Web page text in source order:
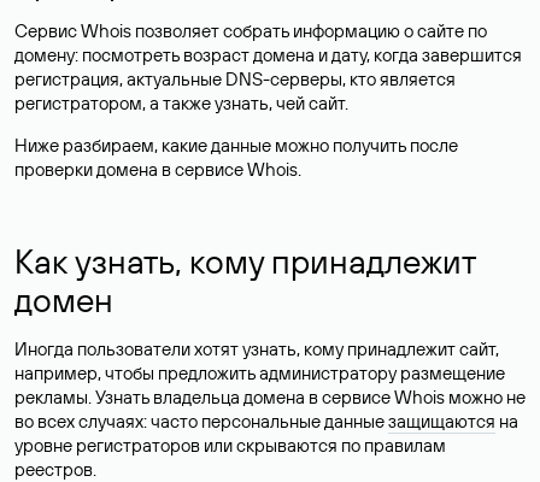
Сервис Whois позволяет собрать информацию о сайте по
домену: посмотреть возраст домена и дату, когда завершится
регистрация, актуальные DNS-серверы, кто является
регистратором, а также узнать, чей сайт.
Ниже разбираем, какие данные можно получить после
проверки домена в сервисе Whois.
Как узнать, кому принадлежит
домен
Иногда пользователи хотят узнать, кому принадлежит сайт,
например, чтобы предложить администратору размещение
рекламы. Узнать владельца домена в сервисе Whois можно не
во всех случаях: часто персональные данныезащищаются на
уровне регистраторов или скрываются по правилам
реестров.